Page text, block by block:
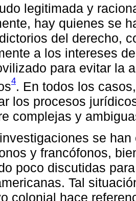
legitimada y
hay quienes se
del derecho,
a los intereses
para evitar la
4. En todos los
los procesos
complejas y
se
y francófonos,
poco discutidas
Tal
colonial hace